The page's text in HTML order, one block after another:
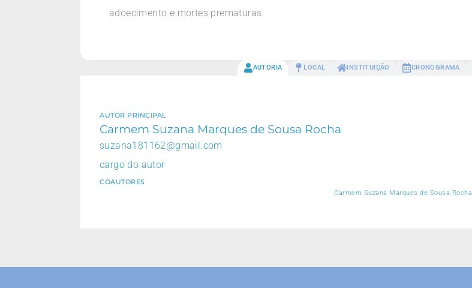
adoecimento e mortes prematuras.
AUTORIA LOCAL INSTITUIÇÃO CRONOGRAMA
AUTOR PRINCIPAL
Carmem Suzana Marques de Sousa Rocha
suzana181162@gmail.com
cargo do autor
COAUTORES
Carmem Suzana Marques de Sousa Rocha